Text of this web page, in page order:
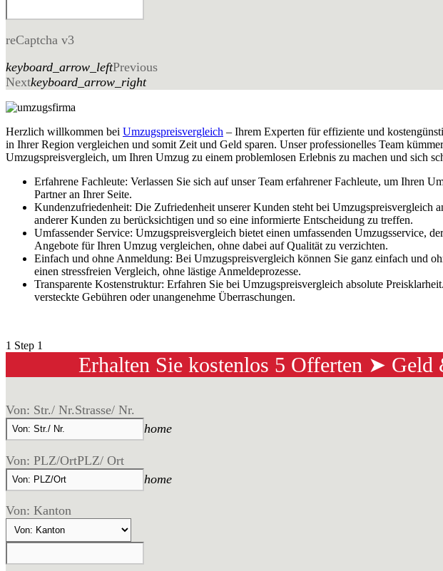
reCaptcha v3
keyboard_arrow_leftPrevious
Nextkeyboard_arrow_right
Herzlich willkommen bei Umzugspreisvergleich – Ihrem Experten für effiziente und
in Ihrer Region vergleichen und somit Zeit und Geld sparen. Unser professionelles Team
Umzugspreisvergleich, um Ihren Umzug zu einem problemlosen Erlebnis zu machen und sich
Erfahrene Fachleute: Verlassen Sie sich auf unser Team erfahrener Fachleute, um Ihren
Partner an Ihrer Seite.
Kundenzufriedenheit: Die Zufriedenheit unserer Kunden steht bei
anderer Kunden zu berücksichtigen und so eine informierte Entscheidung zu treffen.
Umfassender Service: Umzugspreisvergleich bietet einen umfassenden Umzugsservice,
Angebote für Ihren Umzug vergleichen, ohne dabei auf Qualität zu verzichten.
Einfach und ohne Anmeldung: Bei Umzugspreisvergleich können Sie ganz einfach und
einen stressfreien Vergleich, ohne lästige Anmeldeprozesse.
Transparente Kostenstruktur: Erfahren Sie bei Umzugspreisvergleich absolute
versteckte Gebühren oder unangenehme Überraschungen.
1 Step 1
Erhalten Sie kostenlos 5 Offerten ➤ Geld
Von: Str./ Nr.Strasse/ Nr.
home
Von: PLZ/OrtPLZ/ Ort
home
Von: Kanton